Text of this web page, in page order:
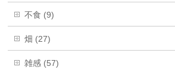
不食 (9)
畑 (27)
雑感 (57)